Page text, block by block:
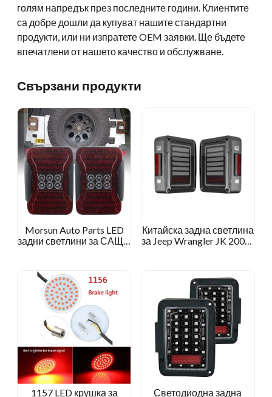
голям напредък през последните години. Клиентите
са добре дошли да купуват нашите стандартни
продукти, или ни изпратете OEM заявки. Ще бъдете
впечатлени от нашето качество и обслужване.
Свързани продукти
Morsun Auto Parts LED
задни светлини за САЩ и
Китайска задна светлина
за Jeep Wrangler JK 2007-
1157 LED крушка за Светодиодна задна